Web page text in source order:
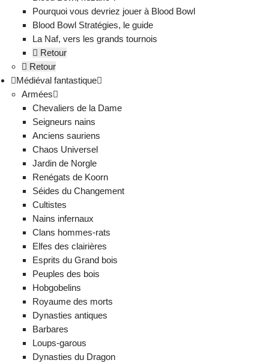
Pourquoi vous devriez jouer à Blood Bowl
Blood Bowl Stratégies, le guide
La Naf, vers les grands tournois
Retour
Retour
Médiéval fantastique
Armées
Chevaliers de la Dame
Seigneurs nains
Anciens sauriens
Chaos Universel
Jardin de Norgle
Renégats de Koorn
Séides du Changement
Cultistes
Nains infernaux
Clans hommes-rats
Elfes des clairières
Esprits du Grand bois
Peuples des bois
Hobgobelins
Royaume des morts
Dynasties antiques
Barbares
Loups-garous
Dynasties du Dragon